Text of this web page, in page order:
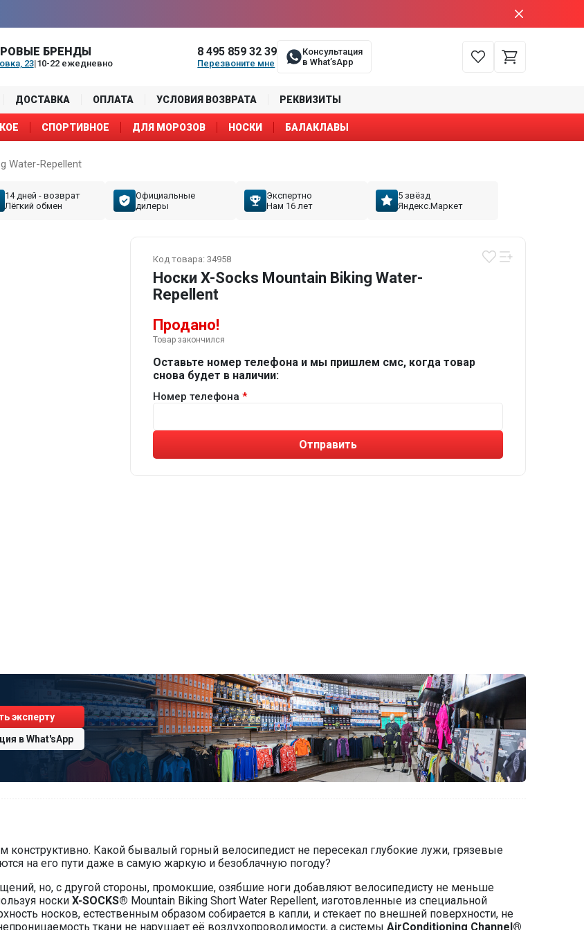
БРЕНДЫ
23|10-22 ежедневно
8 495 859 32 39
Перезвоните мне
Консультация
в What’sApp
ДОСТАВКА ОПЛАТА УСЛОВИЯ ВОЗВРАТА РЕКВИЗИТЫ
СПОРТИВНОЕ ДЛЯ МОРОЗОВ НОСКИ БАЛАКЛАВЫ
Water-Repellent
14 дней - возврат
Лёгкий обмен
Официальные
дилеры
Экспертно
Нам 16 лет
5 звёзд
Яндекс.Маркет
Код товара: 34958
Носки X-Socks Mountain Biking Water-
Repellent
Продано!
Товар закончился
Оставьте номер телефона и мы пришлем смс, когда товар
снова будет в наличии:
Номер телефона
Отправить
эксперту
вWhat'sApp
конструктивно. Какой бывалый горный велосипедист не пересекал глубокие лужи, грязевые
на его пути даже в самую жаркую и безоблачную погоду?
но, с другой стороны, промокшие, озябшие ноги добавляют велосипедисту не меньше
носки X-SOCKS® Mountain Biking Short Water Repellent, изготовленные из специальной
носков, естественным образом собирается в капли, и стекает по внешней поверхности, не
ткани не нарушает её воздухопроводимости, а системы AirConditioning Channel®